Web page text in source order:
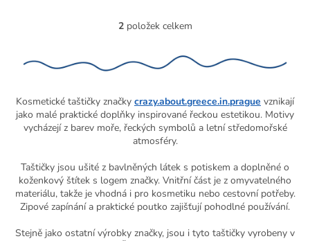
Zdobí ji koženkový štítek s
crazy.about.greece.in.prague.
Rozměry 24 × 17 cm.
omyvatelný vnitřek
značky
crazy.about.greece.in.prague
O
á
a
c
í
p
r
v
k
y
v
ý
p
2položek celkem
Kosmetické taštičky značky crazy.about.greece.in.prague vznikají
jako malé praktické doplňky inspirované řeckou estetikou. Motivy
vycházejí z barev moře, řeckých symbolů a letní středomořské
atmosféry.
Taštičky jsou ušité z bavlněných látek s potiskem a doplněné o
koženkový štítek s logem značky. Vnitřní část je z omyvatelného
materiálu, takže je vhodná i pro kosmetiku nebo cestovní potřeby.
Zipové zapínání a praktické poutko zajišťují pohodlné používání.
Stejně jako ostatní výrobky značky, jsou i tyto taštičky vyrobeny v